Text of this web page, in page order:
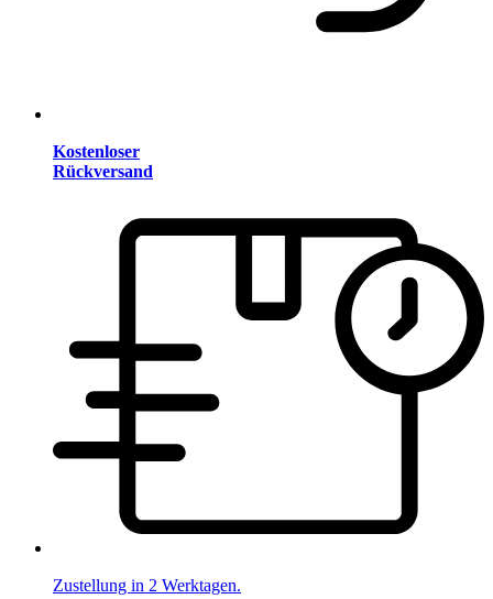
Kostenloser
Rückversand
Zustellung in 2 Werktagen.